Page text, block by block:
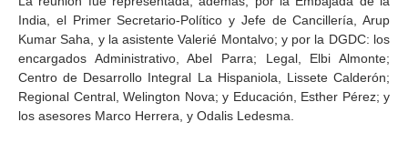
India, el Primer Secretario-Político y Jefe de Cancillería, Arup
Kumar Saha, y la asistente Valerié Montalvo; y por la DGDC: los
encargados Administrativo, Abel Parra; Legal, Elbi Almonte;
Centro de Desarrollo Integral La Hispaniola, Lissete Calderón;
Regional Central, Welington Nova; y Educación, Esther Pérez; y
los asesores Marco Herrera, y Odalis Ledesma.